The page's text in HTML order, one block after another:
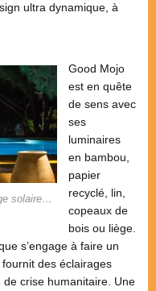
ultra dynamique, à
solaire…
Good Mojo
est en quête
de sens avec
ses
luminaires
en bambou,
papier
recyclé, lin,
copeaux de
bois ou liège.
s’engage à faire un
des éclairages
crise humanitaire. Une